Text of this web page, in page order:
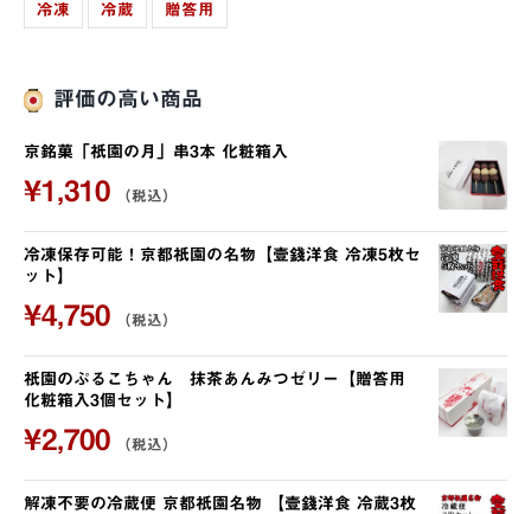
冷凍 冷蔵 贈答用
評価の高い商品
京銘菓「祇園の月」串3本 化粧箱入
¥1,310 （税込）
冷凍保存可能！京都祇園の名物【壹錢洋食 冷凍5枚セ
ット】
¥4,750 （税込）
祇園のぷるこちゃん 抹茶あんみつゼリー【贈答用
化粧箱入3個セット】
¥2,700 （税込）
解凍不要の冷蔵便 京都祇園名物 【壹錢洋食 冷蔵3枚